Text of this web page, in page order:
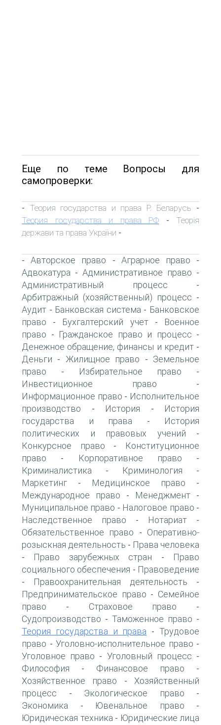
Еще по теме Вопросы для
самопроверки:
- Теория государства и права Р. Беларусь -
Теория государства и права РФ - Теорія
держави та права України -
-Авторское право - Аграрное право -
Адвокатура - Административное право -
Административный процесс -
Арбитражный (хозяйственный) процесс -
Аудит - Банковская система - Банковское
право - Бухгалтерский учет-
Военное
право - Гражданское право и процесс -
Денежное обращение, финансы и кредит-
Деньги - Жилищное право - Земельное
право - Избирательное право -
Инвестиционное право -
Информационное право - Исполнительное
производство - История -
История
государства и права -
История
политических и правовых учений -
Конкурсное право -
Конституционное
право - Корпоративное право -
Криминалистика - Криминология -
Маркетинг - Медицинское право -
Международное право - Менеджмент -
Муниципальное право - Налоговое право -
Наследственное право - Нотариат -
Обязательственное право - Оперативно-
розыскная деятельность - Права человека
- Право зарубежных стран -
Право
социального обеспечения - Правоведение
- Правоохранительная деятельность -
Предпринимательское право - Семейное
право - Страховое право -
Судопроизводство - Таможенное право -
Теория государства и права -Трудовое
право - Уголовно-исполнительное право -
Уголовное право - Уголовный процесс -
Философия - Финансовое право -
Хозяйственное право - Хозяйственный
процесс - Экологическое право -
Экономика - Ювенальное право -
Юридическая техника - Юридические лица